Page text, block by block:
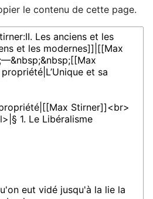
le contenu de cette page.